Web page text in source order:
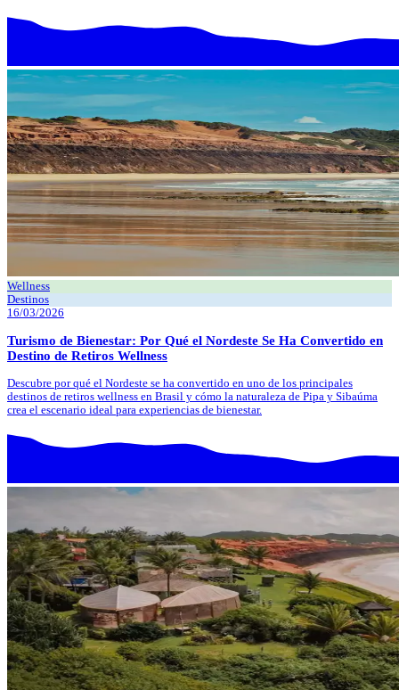
Wellness
Destinos
16/03/2026
Turismo de Bienestar: Por Qué el Nordeste Se Ha Convertido en
Destino de Retiros Wellness
Descubre por qué el Nordeste se ha convertido en uno de los principales
destinos de retiros wellness en Brasil y cómo la naturaleza de Pipa y Sibaúma
crea el escenario ideal para experiencias de bienestar.